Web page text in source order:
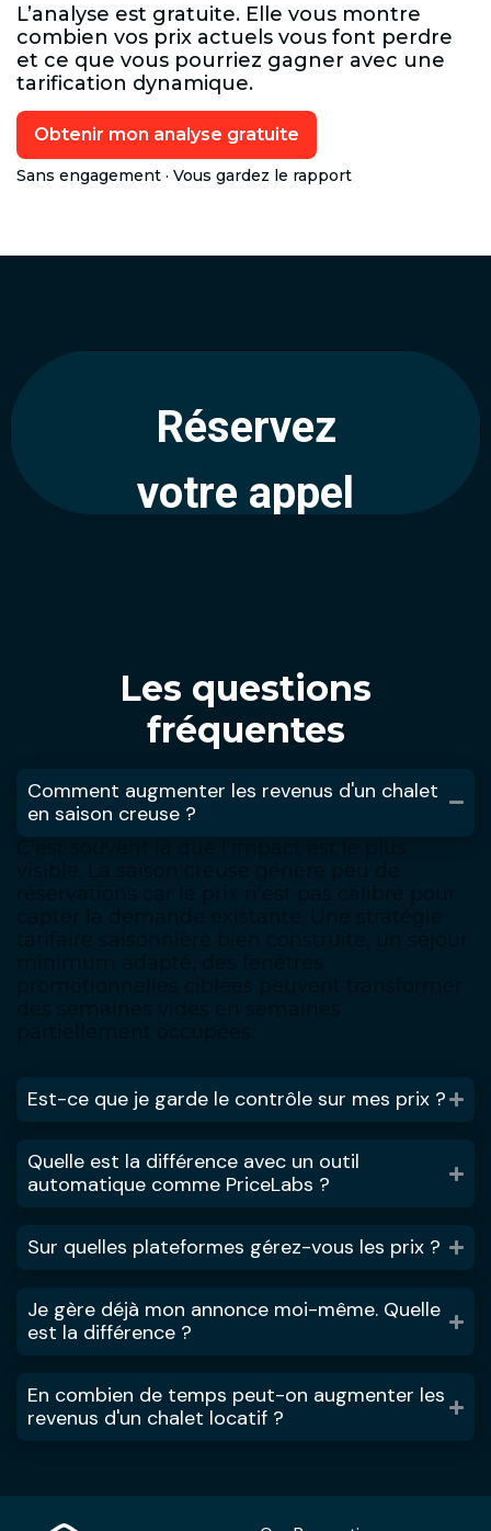
L’analyse est gratuite. Elle vous montre
combien vos prix actuels vous font perdre
et ce que vous pourriez gagner avec une
tarification dynamique.
Obtenir mon analyse gratuite
Sans engagement · Vous gardez le rapport
Les questions
fréquentes
Comment augmenter les revenus d'un chalet
en saison creuse ?
Est-ce que je garde le contrôle sur mes prix ?
Quelle est la différence avec un outil
automatique comme PriceLabs ?
Sur quelles plateformes gérez-vous les prix ?
Je gère déjà mon annonce moi-même. Quelle
est la différence ?
En combien de temps peut-on augmenter les
revenus d'un chalet locatif ?